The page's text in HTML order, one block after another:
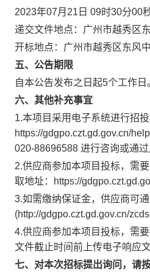
2023年07月21日 09时30分00
递交文件地点： 广州市越秀区
开标地点： 广州市越秀区东风
五、公告期限
自本公告发布之日起5个工作日
六、其他补充事宜
1.本项目采用电子系统进行招
https://gdgpo.czt.gd.gov.cn/
020-88696588 进行咨询或通
2.供应商参加本项目投标，需
取地址：https://
3.如需缴纳保证金，供应商可
(http://gdgpo.czt.gd.gov.cn/
4.供应商参加本项目投标，需
文件截止时间前上传电子响应
七、对本次招标提出询问，请